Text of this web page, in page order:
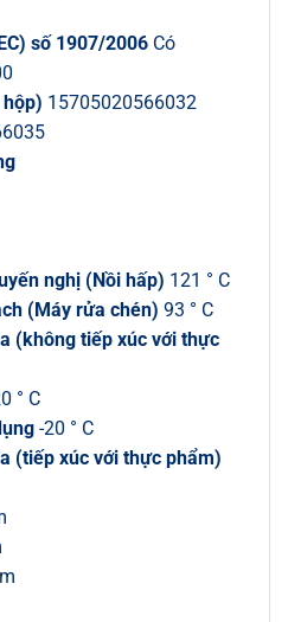
số 1907/2006 Có
15705020566032
nghị (Nồi hấp) 121 ° C
(Máy rửa chén) 93 ° C
(không tiếp xúc với thực
° C
-20 ° C
(tiếp xúc với thực phẩm)